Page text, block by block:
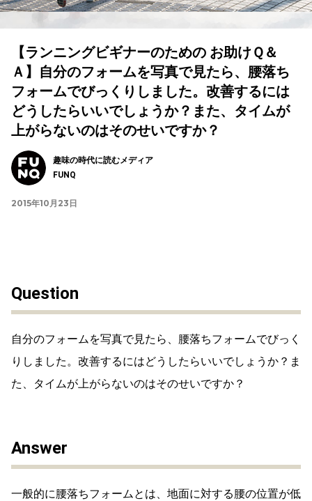
【ランニングビギナーのための お助けＱ＆
Ａ】自分のフォームを写真で見たら、腰落ち
フォームでびっくりしました。改善するには
どうしたらいいでしょうか？また、タイムが
上がらないのはそのせいですか？
趣味の時代に読むメディア
FUNQ
2015年10月23日
Question
自分のフォームを写真で見たら、腰落ちフォームでびっく
りしました。改善するにはどうしたらいいでしょうか？ま
た、タイムが上がらないのはそのせいですか？
Answer
一般的に腰落ちフォームとは、地面に対する腰の位置が低